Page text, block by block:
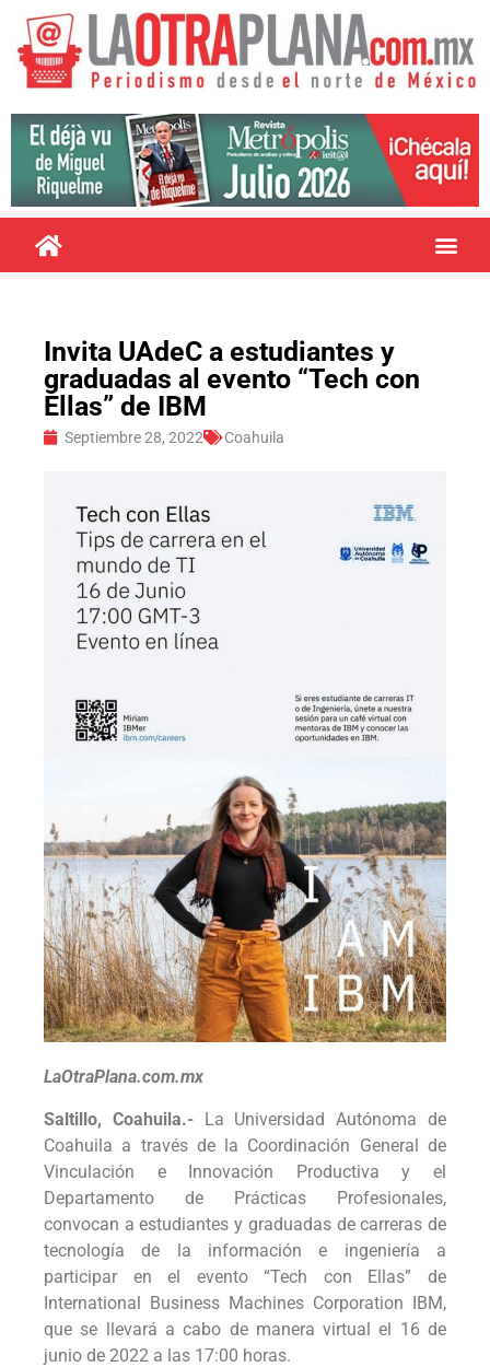
Invita UAdeC a estudiantes y
graduadas al evento “Tech con
Ellas” de IBM
Septiembre 28, 2022 Coahuila
LaOtraPlana.com.mx
Saltillo, Coahuila.-La Universidad Autónoma de
Coahuila a través de la Coordinación General de
Vinculación e Innovación Productiva y el
Departamento de Prácticas Profesionales,
convocan a estudiantes y graduadas de carreras de
tecnología de la información e ingeniería a
participar en el evento “Tech con Ellas” de
International Business Machines Corporation IBM,
que se llevará a cabo de manera virtual el 16 de
junio de 2022 a las 17:00 horas.